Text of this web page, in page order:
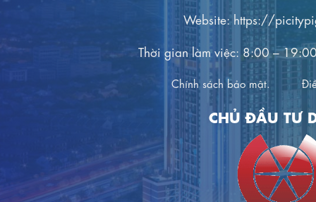
Website:https://
Thời gian làm việc: 8:00 –
Chính sách bảo mật.
CHỦ ĐẦU TƯ